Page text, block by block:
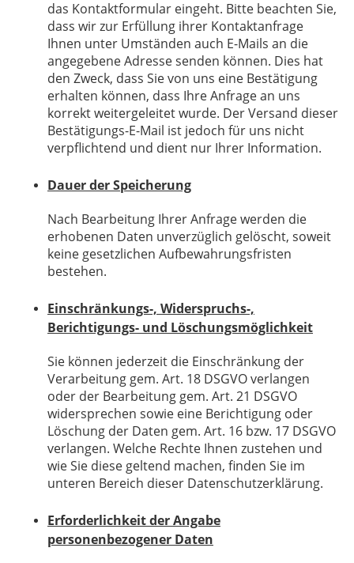
das Kontaktformular eingeht. Bitte beachten Sie,
dass wir zur Erfüllung ihrer Kontaktanfrage
Ihnen unter Umständen auch E-Mails an die
angegebene Adresse senden können. Dies hat
den Zweck, dass Sie von uns eine Bestätigung
erhalten können, dass Ihre Anfrage an uns
korrekt weitergeleitet wurde. Der Versand dieser
Bestätigungs-E-Mail ist jedoch für uns nicht
verpflichtend und dient nur Ihrer Information.
Dauer der Speicherung
Nach Bearbeitung Ihrer Anfrage werden die
erhobenen Daten unverzüglich gelöscht, soweit
keine gesetzlichen Aufbewahrungsfristen
bestehen.
Einschränkungs-, Widerspruchs-,
Berichtigungs- und Löschungsmöglichkeit
Sie können jederzeit die Einschränkung der
Verarbeitung gem. Art. 18 DSGVO verlangen
oder der Bearbeitung gem. Art. 21 DSGVO
widersprechen sowie eine Berichtigung oder
Löschung der Daten gem. Art. 16 bzw. 17 DSGVO
verlangen. Welche Rechte Ihnen zustehen und
wie Sie diese geltend machen, finden Sie im
unteren Bereich dieser Datenschutzerklärung.
Erforderlichkeit der Angabe
personenbezogener Daten